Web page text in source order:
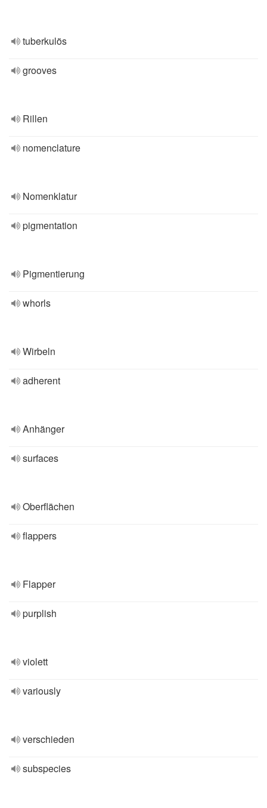
tuberkulös
grooves
Rillen
nomenclature
Nomenklatur
pigmentation
Pigmentierung
whorls
Wirbeln
adherent
Anhänger
surfaces
Oberflächen
flappers
Flapper
purplish
violett
variously
verschieden
subspecies